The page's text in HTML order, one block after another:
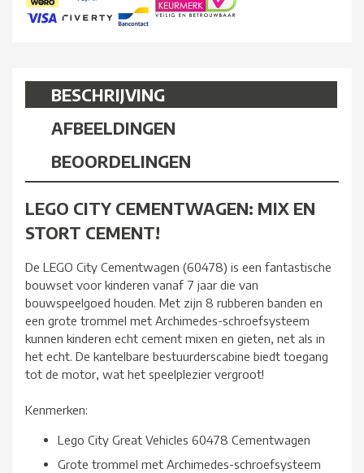
BESCHRIJVING
AFBEELDINGEN
BEOORDELINGEN
LEGO CITY CEMENTWAGEN: MIX EN
STORT CEMENT!
De LEGO City Cementwagen (60478) is een fantastische
bouwset voor kinderen vanaf 7 jaar die van
bouwspeelgoed houden. Met zijn 8 rubberen banden en
een grote trommel met Archimedes-schroefsysteem
kunnen kinderen echt cement mixen en gieten, net als in
het echt. De kantelbare bestuurderscabine biedt toegang
tot de motor, wat het speelplezier vergroot!
Kenmerken:
Lego City Great Vehicles 60478 Cementwagen
Grote trommel met Archimedes-schroefsysteem